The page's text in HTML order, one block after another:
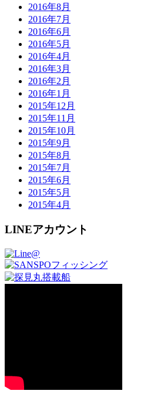
2016年8月
2016年7月
2016年6月
2016年5月
2016年4月
2016年3月
2016年2月
2016年1月
2015年12月
2015年11月
2015年10月
2015年9月
2015年8月
2015年7月
2015年6月
2015年5月
2015年4月
LINEアカウント